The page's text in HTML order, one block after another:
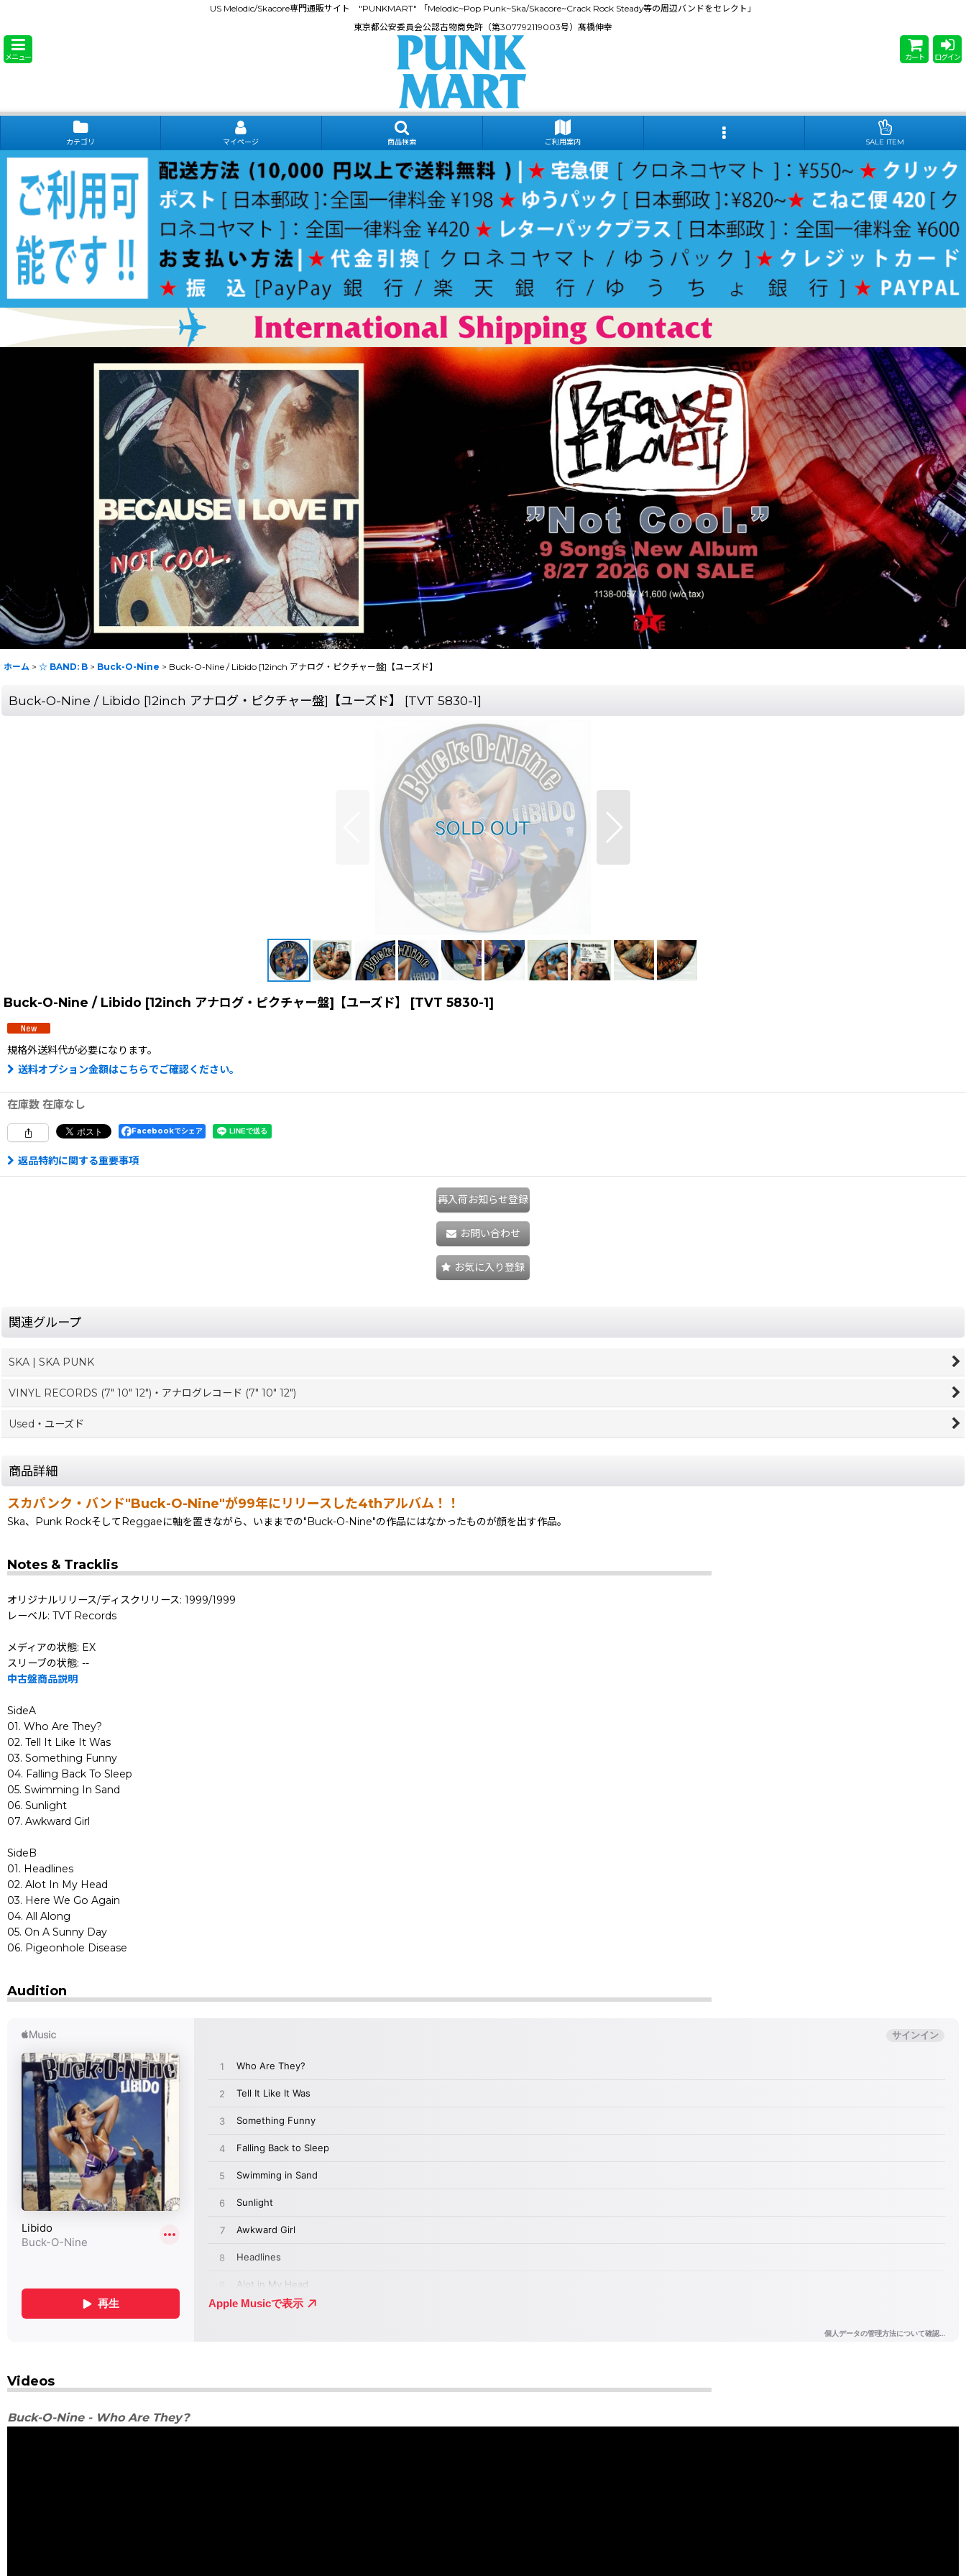
US Melodic/Skacore専門通販サイト "PUNKMART" 「Melodic~Pop Punk~Ska/Skacore~Crack Rock Steady等の周辺バンドをセレクト」
東京都公安委員会公認古物商免許（第307792119003号）髙橋伸幸
メニュー カート ログイン
カテゴリ マイページ 商品検索 ご利用案内 SALE ITEM
ホーム > ☆ BAND: B > Buck-O-Nine > Buck-O-Nine / Libido [12inch アナログ・ピクチャー盤]【ユーズド】
Buck-O-Nine / Libido [12inch アナログ・ピクチャー盤]【ユーズド】 [TVT 5830-1]
Buck-O-Nine / Libido [12inch アナログ・ピクチャー盤]【ユーズド】 [TVT 5830-1]
規格外送料代が必要になります。
送料オプション金額はこちらでご確認ください。
在庫数 在庫なし
Facebookでシェア
返品特約に関する重要事項
再入荷お知らせ登録
お問い合わせ
お気に入り登録
関連グループ
SKA | SKA PUNK
VINYL RECORDS (7" 10" 12")・アナログレコード (7" 10" 12")
Used・ユーズド
商品詳細
スカパンク・バンド"Buck-O-Nine"が99年にリリースした4thアルバム！！
Ska、Punk RockそしてReggaeに軸を置きながら、いままでの"Buck-O-Nine"の作品にはなかったものが顔を出す作品。
Notes & Tracklis
オリジナルリリース/ディスクリリース: 1999/1999
レーベル: TVT Records
メディアの状態: EX
スリーブの状態: --
中古盤商品説明
SideA
01. Who Are They?
02. Tell It Like It Was
03. Something Funny
04. Falling Back To Sleep
05. Swimming In Sand
06. Sunlight
07. Awkward Girl
SideB
01. Headlines
02. Alot In My Head
03. Here We Go Again
04. All Along
05. On A Sunny Day
06. Pigeonhole Disease
Audition
Videos
Buck-O-Nine - Who Are They?